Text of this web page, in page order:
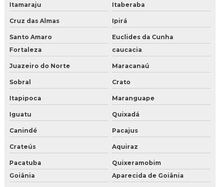
Itamaraju Itaberaba
Cruz das Almas Ipirá
Santo Amaro
Euclides da Cunha
Fortaleza
caucacia
Juazeiro do Norte Maracanaú
Sobral Crato
Itapipoca Maranguape
Iguatu Quixadá
Canindé Pacajus
Crateús Aquiraz
Pacatuba
Quixeramobim
Goiânia
Aparecida de Goiânia